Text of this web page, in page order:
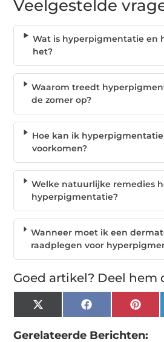
Veelgestelde
Wat is hyperpigmentatie en
het?
Waarom treedt
de zomer op?
Hoe kan ik
voorkomen?
Welke natuurlijke remedies
hyperpigmentatie?
Wanneer moet ik een
raadplegen voor
Goed artikel? Deel hem
X
(Twitter)
Facebook
Gerelateerde Berichten: